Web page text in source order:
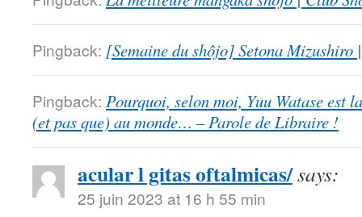
Pingback: [Semaine du shôjo] Setona Mizushiro
Pingback: Pourquoi, selon moi, Yuu Watase est
(et pas que) au monde… – Parole de Libraire !
acular l gitas oftalmicas/says:
25 juin 2023 at 16 h 55 min